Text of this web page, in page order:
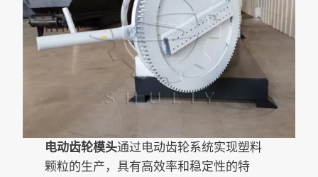
电动齿轮模头通过电动齿轮系统实现塑料
颗粒的生产，具有高效率和稳定性的特